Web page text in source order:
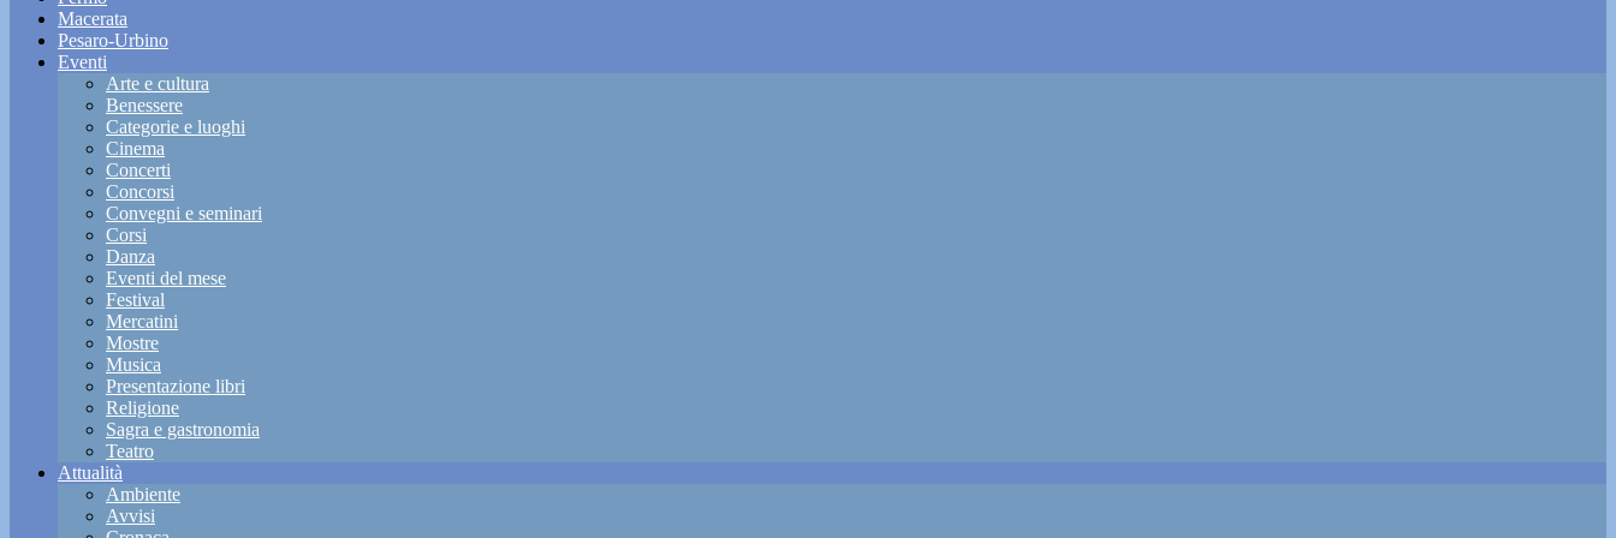
Macerata
Pesaro-Urbino
Eventi
Arte e cultura
Benessere
Categorie e luoghi
Cinema
Concerti
Concorsi
Convegni e seminari
Corsi
Danza
Eventi del mese
Festival
Mercatini
Mostre
Musica
Presentazione libri
Religione
Sagra e gastronomia
Teatro
Attualità
Ambiente
Avvisi